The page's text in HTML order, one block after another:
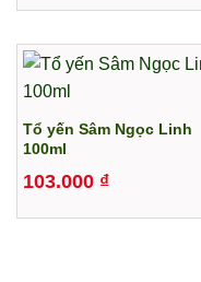
Tổ yến Sâm Ngọc Linh
100ml
103.000 ₫